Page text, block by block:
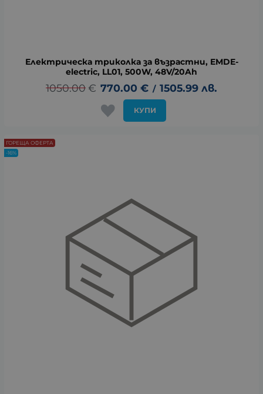
Електрическа триколка за възрастни, EMDE-
electric, LL01, 500W, 48V/20Ah
1050.00€ 770.00 € / 1505.99 лв.
КУПИ
ГОРЕЩА ОФЕРТА
-16%